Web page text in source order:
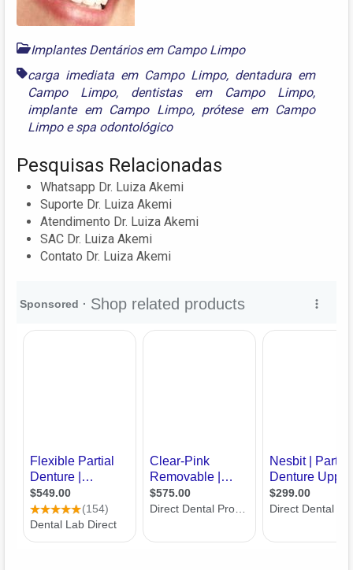
Implantes Dentários em Campo Limpo
carga imediata em Campo Limpo, dentadura em
Campo Limpo, dentistas em Campo Limpo,
implante em Campo Limpo, prótese em Campo
Limpoespa odontológico
Pesquisas Relacionadas
Whatsapp Dr. Luiza Akemi
Suporte Dr. Luiza Akemi
Atendimento Dr. Luiza Akemi
SAC Dr. Luiza Akemi
Contato Dr. Luiza Akemi